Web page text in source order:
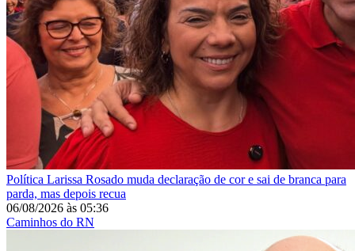
Política Larissa Rosado muda declaração de cor e sai de branca para
parda, mas depois recua
06/08/2026 às 05:36
Caminhos do RN